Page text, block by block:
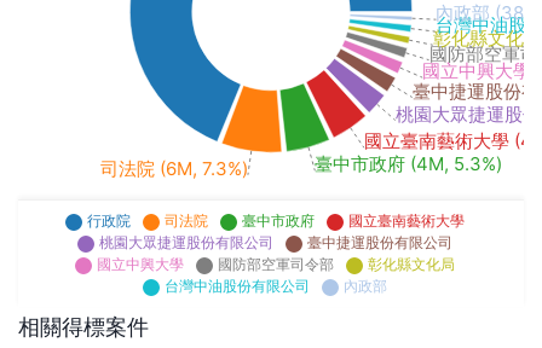
司法院 (6M, 7.3%) 臺中市政府 (4M, 5.3%)
國立臺南藝術大學
桃園大眾捷運股
臺中捷運股份
國立中興大學
國防部空軍
彰化縣文化
台灣中油股
內政部
行政院 司法院 臺中市政府
國立臺南藝術大學
桃園大眾捷運股份有限公司
臺中捷運股份有限公司
國立中興大學
國防部空軍司令部
彰化縣文化局
台灣中油股份有限公司
內政部
相關得標案件